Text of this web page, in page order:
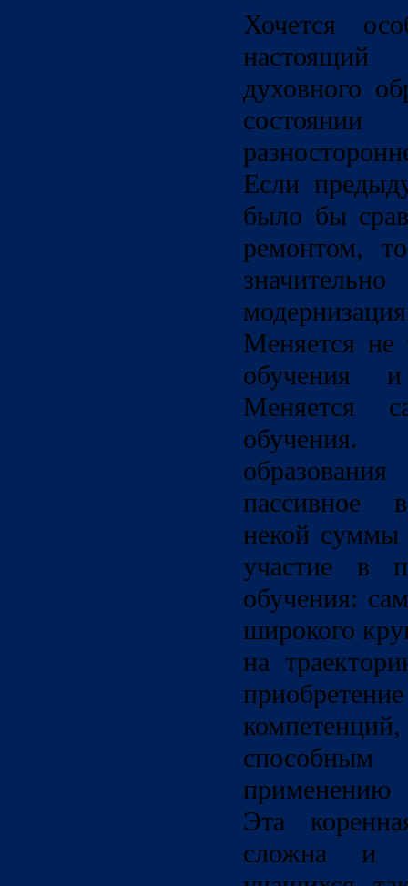
Хочется
духовного
Если
было бы
ремонтом,
Меняется не
обучения
Меняется
пассивное
некой суммы
участие в
обучения:
широкого
на
Эта
сложна и